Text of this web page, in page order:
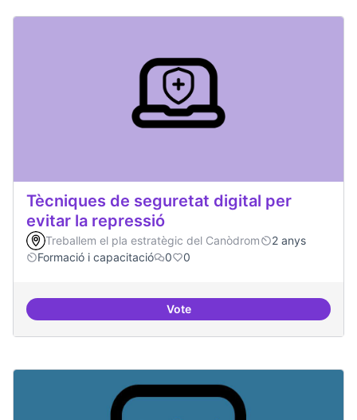
Tècniques de seguretat digital per
evitar la repressió
Treballem el pla estratègic del Canòdrom
2 anys
Formació i capacitació
0 0
VoteTècniques de seguretat digital